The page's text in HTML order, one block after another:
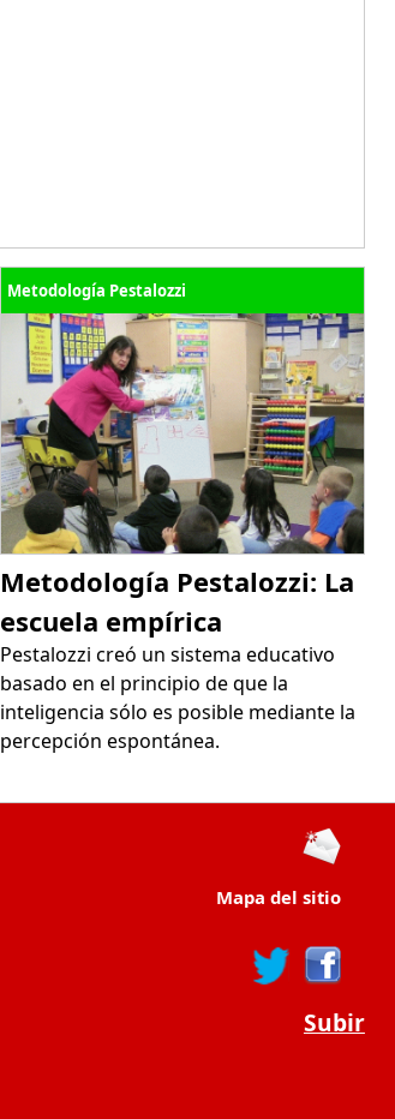
Metodología Pestalozzi
Metodología Pestalozzi: La
escuela empírica
Pestalozzi creó un sistema educativo
basado en el principio de que la
inteligencia sólo es posible mediante la
percepción espontánea.
Mapa del sitio
Subir